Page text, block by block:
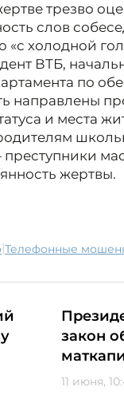
трезво
слов
холодной
ВТБ,
по
направлены
и места
жертвы.
| телефонные
закон
11 июня,